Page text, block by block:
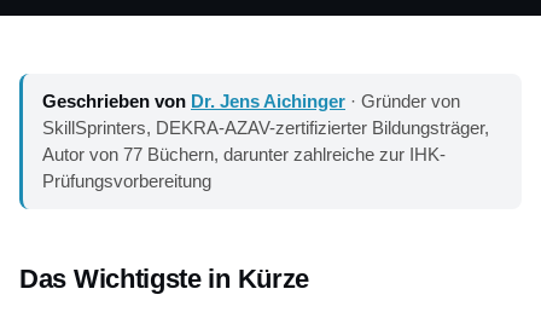
Geschrieben von Dr. Jens Aichinger · Gründer von
SkillSprinters, DEKRA-AZAV-zertifizierter Bildungsträger,
Autor von 77 Büchern, darunter zahlreiche zur IHK-
Prüfungsvorbereitung
Das Wichtigste in Kürze